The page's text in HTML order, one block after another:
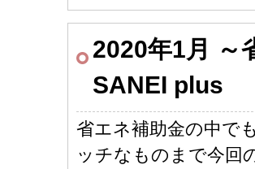
2020年1月 ～
SANEI plus
省エネ補助金の中で
ッチなものまで今回